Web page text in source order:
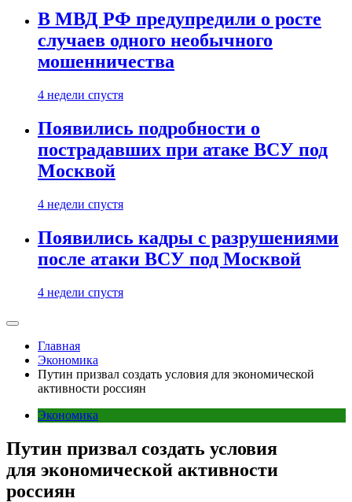
В МВД РФ предупредили о росте
случаев одного необычного
мошенничества
4 недели спустя
Появились подробности о
пострадавших при атаке ВСУ под
Москвой
4 недели спустя
Появились кадры с разрушениями
после атаки ВСУ под Москвой
4 недели спустя
Главная
Экономика
Путин призвал создать условия для экономической
активности россиян
Экономика
Путин призвал создать условия
для экономической активности
россиян